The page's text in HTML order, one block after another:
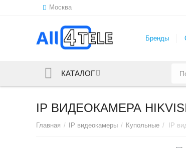
Москва
Бренды
КАТАЛОГ
IP ВИДЕОКАМЕРА
Главная / IP видеокамеры / Купольные /